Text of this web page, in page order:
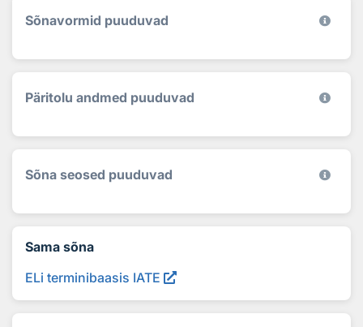
Sõnavormid puuduvad
Päritolu andmed puuduvad
Sõna seosed puuduvad
Sama sõna
ELi terminibaasis IATE